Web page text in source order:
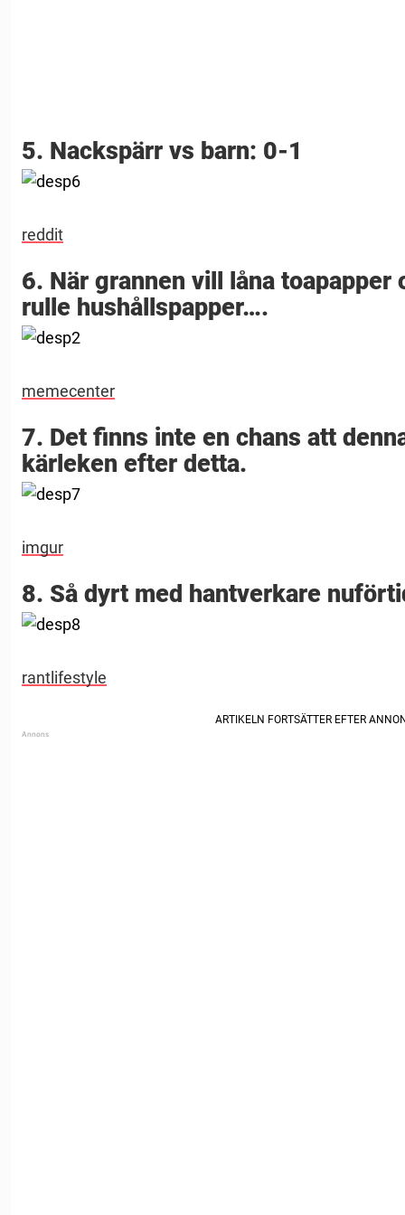
5. Nackspärr vs barn: 0-1
reddit
6. När grannen vill låna toapapper
rulle hushållspapper….
memecenter
7. Det finns inte en chans att
kärleken efter detta.
imgur
8. Så dyrt med hantverkare
rantlifestyle